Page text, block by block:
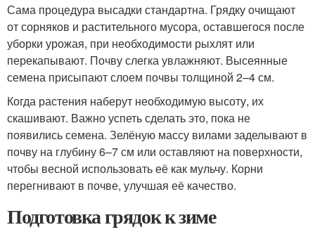
Сама процедура высадки стандартна. Грядку очищают
от сорняков и растительного мусора, оставшегося после
уборки урожая, при необходимости рыхлят или
перекапывают. Почву слегка увлажняют. Высеянные
семена присыпают слоем почвы толщиной 2–4 см.
Когда растения наберут необходимую высоту, их
скашивают. Важно успеть сделать это, пока не
появились семена. Зелёную массу вилами заделывают в
почву на глубину 6–7 см или оставляют на поверхности,
чтобы весной использовать её как мульчу. Корни
перегнивают в почве, улучшая её качество.
Подготовка грядок к зиме